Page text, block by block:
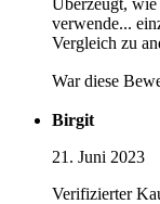
verwende...
Vergleich zu
War diese
Birgit
21. Juni 2023
Verifizierter